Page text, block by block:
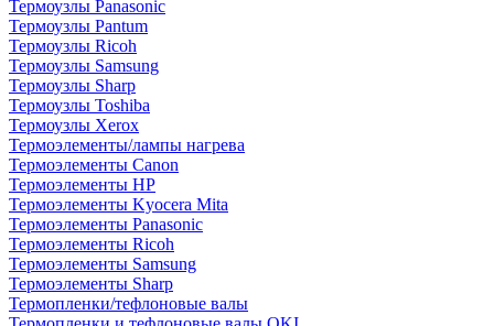
Термоузлы Panasonic
Термоузлы Pantum
Термоузлы Ricoh
Термоузлы Samsung
Термоузлы Sharp
Термоузлы Toshiba
Термоузлы Xerox
Термоэлементы/лампы нагрева
Термоэлементы Canon
Термоэлементы HP
Термоэлементы Kyocera Mita
Термоэлементы Panasonic
Термоэлементы Ricoh
Термоэлементы Samsung
Термоэлементы Sharp
Термопленки/тефлоновые валы